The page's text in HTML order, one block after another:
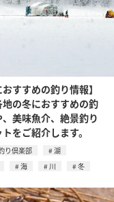
おすすめの釣り情報】
地の冬におすすめの釣
、美味魚介、絶景釣り
をご紹介します。
り倶楽部
湖
海 川 冬